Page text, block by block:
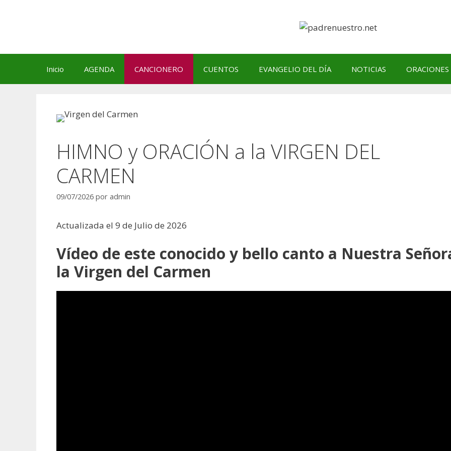
Inicio AGENDA CANCIONERO CUENTOS EVANGELIO DEL DÍA NOTICIAS ORACIONES
HIMNO y ORACIÓN a la VIRGEN DEL
CARMEN
09/07/2026 por admin
Actualizada el 9 de Julio de 2026
Vídeo de este conocido y bello canto a Nuestra
la Virgen del Carmen